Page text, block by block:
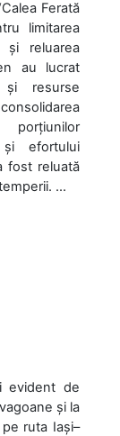
Ferată
limitarea
și reluarea
au lucrat
și resurse
și efortului
fost reluată
...
evident de
și la
ruta Iași–